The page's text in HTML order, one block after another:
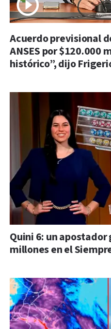
Acuerdo previsional
ANSES por $120.000
histórico”, dijo
Quini 6: un apostador
millones en el